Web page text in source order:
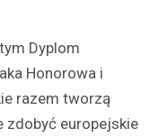
Dyplom
Honorowa i
razem tworzą
zdobyć europejskie